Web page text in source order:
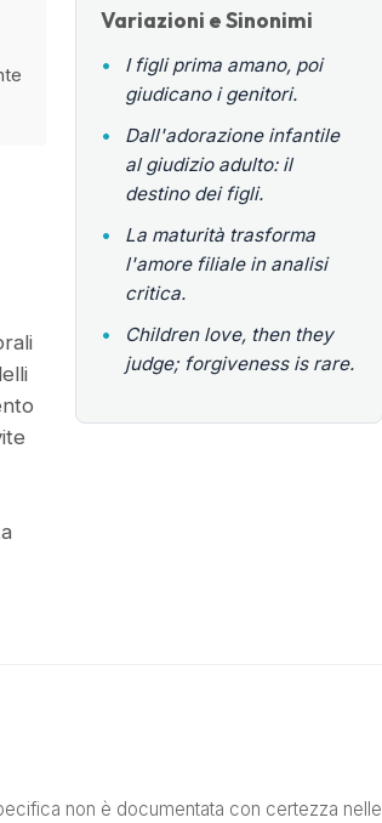
Variazioni e Sinonimi
•
I figli prima amano, poi
giudicano i genitori.
•
Dall'adorazione infantile
al giudizio adulto: il
destino dei figli.
•
La maturità trasforma
l'amore filiale in analisi
critica.
•
Children love, then they
judge; forgiveness is rare.
non è documentata con certezza nelle